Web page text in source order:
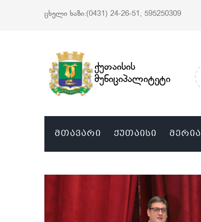
ცხელი ხაზი:(0431) 24-26-51, 595250309
ქუთაისის
მუნიციპალიტეტი
ᲛᲗᲐᲕᲐᲠᲘ ᲥᲣᲗᲐᲘᲡᲘ ᲛᲔᲠᲘᲐ